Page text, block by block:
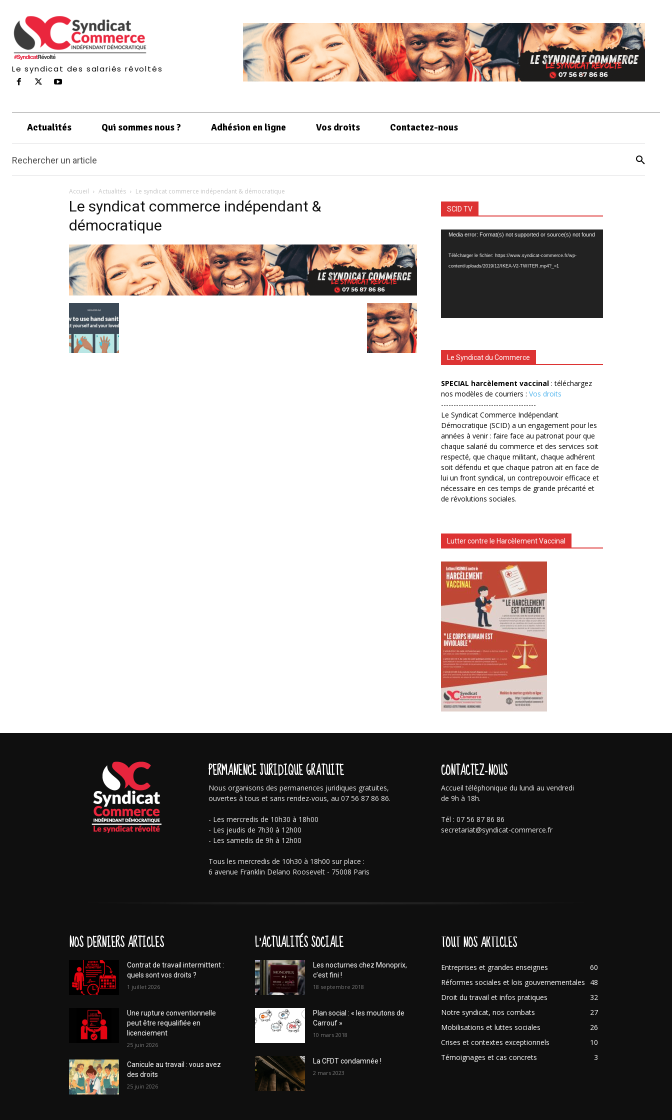
Le syndicat des salariés révoltés
Actualités Qui sommes nous ? Adhésion en ligne Vos droits Contactez-nous
Rechercher un article
Accueil Actualités Le syndicat commerce indépendant & démocratique
Le syndicat commerce indépendant &
démocratique
SCID TV
Lecteur
Media error: Format(s) not supported or source(s) not found
Télécharger le fichier: https://www.syndicat-commerce.fr/wp-
content/uploads/2019/12/IKEA-V2-TWITER.mp4?_=1
Le Syndicat du Commerce
SPECIAL harcèlement vaccinal : téléchargez
nos modèles de courriers : Vos droits
--------------------------------------
Le Syndicat Commerce Indépendant
Démocratique (SCID) a un engagement pour les
années à venir : faire face au patronat pour que
chaque salarié du commerce et des services soit
respecté, que chaque militant, chaque adhérent
soit défendu et que chaque patron ait en face de
lui un front syndical, un contrepouvoir efficace et
nécessaire en ces temps de grande précarité et
de révolutions sociales.
Lutter contre le Harcèlement Vaccinal
PERMANENCE JURIDIQUE GRATUITE
Nous organisons des permanences juridiques gratuites,
ouvertes à tous et sans rendez-vous, au 07 56 87 86 86.
- Les mercredis de 10h30 à 18h00
- Les jeudis de 7h30 à 12h00
- Les samedis de 9h à 12h00
Tous les mercredis de 10h30 à 18h00 sur place :
6 avenue Franklin Delano Roosevelt - 75008 Paris
CONTACTEZ-NOUS
Accueil téléphonique du lundi au vendredi
de 9h à 18h.
Tél : 07 56 87 86 86
secretariat@syndicat-commerce.fr
NOS DERNIERS ARTICLES
Contrat de travail intermittent :
quels sont vos droits ?
1 juillet 2026
Une rupture conventionnelle
peut être requalifiée en
licenciement
25 juin 2026
Canicule au travail : vous avez
des droits
25 juin 2026
L'ACTUALITÉS SOCIALE
Les nocturnes chez Monoprix,
c’est fini !
18 septembre 2018
Plan social : « les moutons de
Carrouf »
10 mars 2018
La CFDT condamnée !
2 mars 2023
TOUT NOS ARTICLES
Entreprises et grandes enseignes
60
Réformes sociales et lois gouvernementales
48
Droit du travail et infos pratiques
32
Notre syndicat, nos combats
27
Mobilisations et luttes sociales
26
Crises et contextes exceptionnels
10
Témoignages et cas concrets
3